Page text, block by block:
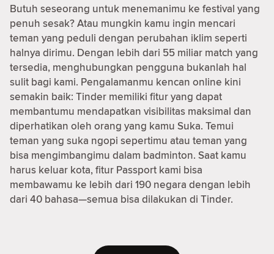
Butuh seseorang untuk menemanimu ke festival yang
penuh sesak? Atau mungkin kamu ingin mencari
teman yang peduli dengan perubahan iklim seperti
halnya dirimu. Dengan lebih dari 55 miliar match yang
tersedia, menghubungkan pengguna bukanlah hal
sulit bagi kami. Pengalamanmu kencan online kini
semakin baik: Tinder memiliki fitur yang dapat
membantumu mendapatkan visibilitas maksimal dan
diperhatikan oleh orang yang kamu Suka. Temui
teman yang suka ngopi sepertimu atau teman yang
bisa mengimbangimu dalam badminton. Saat kamu
harus keluar kota, fitur Passport kami bisa
membawamu ke lebih dari 190 negara dengan lebih
dari 40 bahasa—semua bisa dilakukan di Tinder.